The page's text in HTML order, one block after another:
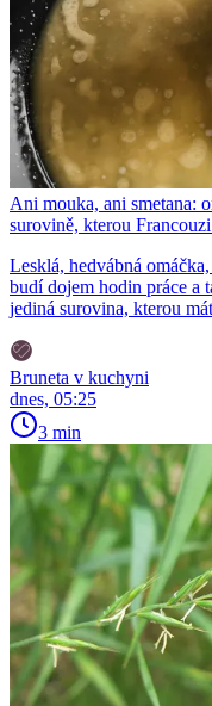
Ani mouka, ani smetana:
surovině, kterou
Lesklá, hedvábná
budí dojem hodin práce a
jediná surovina, kterou
Bruneta v kuchyni
dnes, 05:25
3 min